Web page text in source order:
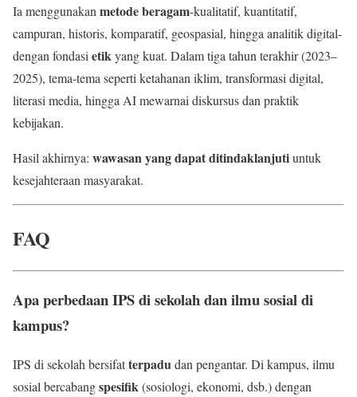
Ia menggunakan metode beragam-kualitatif, kuantitatif,
campuran, historis, komparatif, geospasial, hingga analitik digital-
dengan fondasi etik yang kuat. Dalam tiga tahun terakhir (2023–
2025), tema-tema seperti ketahanan iklim, transformasi digital,
literasi media, hingga AI mewarnai diskursus dan praktik
kebijakan.
Hasil akhirnya: wawasan yang dapat ditindaklanjutiuntuk
kesejahteraan masyarakat.
FAQ
Apa perbedaan IPS di sekolah dan ilmu sosial di
kampus?
IPS di sekolah bersifatterpadudan pengantar. Di kampus, ilmu
sosial bercabangspesifik(sosiologi, ekonomi, dsb.) dengan